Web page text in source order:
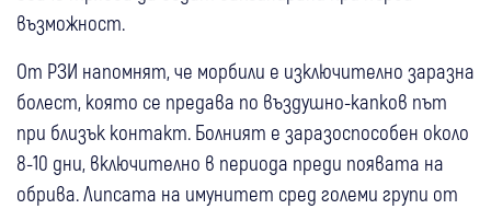
възможност.
От РЗИ напомнят, че морбили е изключително заразна
болест, която се предава по въздушно-капков път
при близък контакт. Болният е заразоспособен около
8-10 дни, включително в периода преди появата на
обрива. Липсата на имунитет сред големи групи от